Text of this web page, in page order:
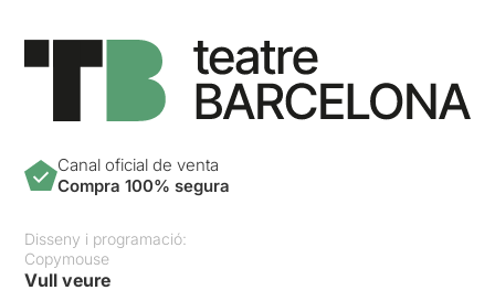
Canal oficial de venta
Compra 100% segura
Disseny i programació:
Copymouse
Vull veure